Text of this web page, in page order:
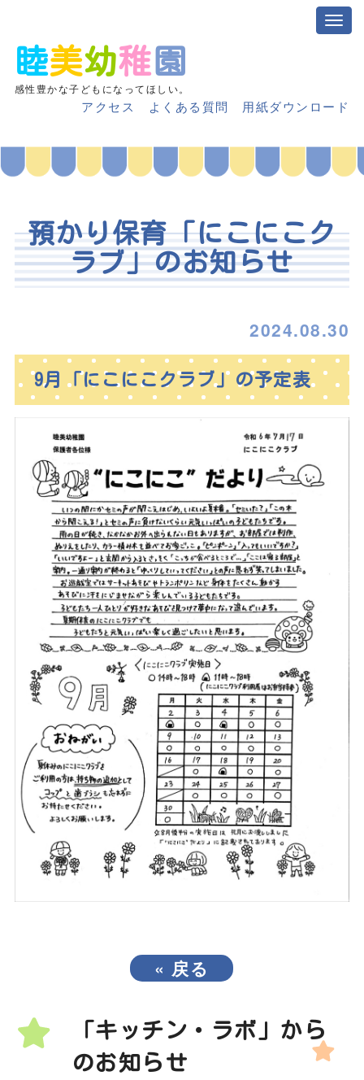
睦美幼稚 園
感性豊かな子どもになってほしい。
アクセス よくある質問 用紙ダウンロード
預かり保育「にこにこク
ラブ」のお知らせ
2024.08.30
9月「にこにこクラブ」の予定表
« 戻る
「キッチン・ラボ」から
のお知らせ